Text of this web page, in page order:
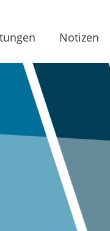
Notizen